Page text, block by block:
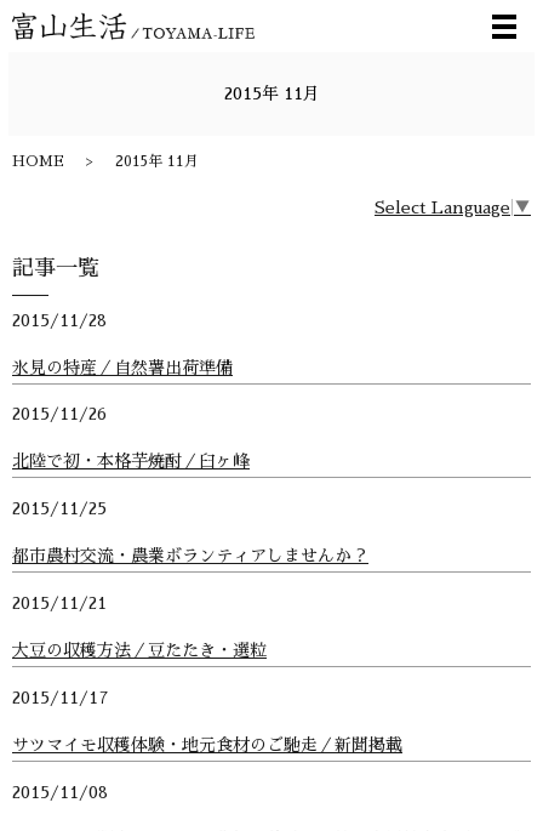
メ
2015年 11月
HOME 2015年 11月
Select Language ▼
記事一覧
2015/11/28
氷見の特産／自然薯出荷準備
2015/11/26
北陸で初・本格芋焼酎／臼ヶ峰
2015/11/25
都市農村交流・農業ボランティアしませんか？
2015/11/21
大豆の収穫方法／豆たたき・選粒
2015/11/17
サツマイモ収穫体験・地元食材のご馳走／新聞掲載
2015/11/08